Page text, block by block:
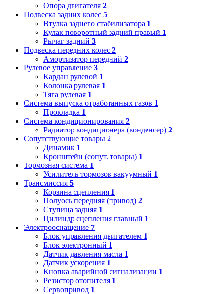
Опора двигателя 2
Подвеска задних колес 5
Втулка заднего стабилизатора 1
Кулак поворотный задний правый 1
Рычаг задний 3
Подвеска передних колес 2
Амортизатор передний 2
Рулевое управление 3
Кардан рулевой 1
Колонка рулевая 1
Тяга рулевая 1
Система выпуска отработанных газов 1
Прокладка 1
Система кондиционирования 2
Радиатор кондиционера (конденсер) 2
Сопутствующие товары 2
Динамик 1
Кронштейн (сопут. товары) 1
Тормозная система 1
Усилитель тормозов вакуумный 1
Трансмиссия 5
Корзина сцепления 1
Полуось передняя (привод) 2
Ступица задняя 1
Цилиндр сцепления главный 1
Электрооснащение 7
Блок управления двигателем 1
Блок электронный 1
Датчик давления масла 1
Датчик ускорения 1
Кнопка аварийной сигнализации 1
Резистор отопителя 1
Сервопривод 1